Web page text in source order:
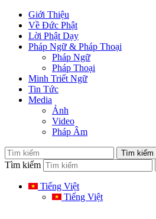
Giới Thiệu
Về Đức Phật
Lời Phật Dạy
Pháp Ngữ & Pháp Thoại
Pháp Ngữ
Pháp Thoại
Minh Triết Ngữ
Tin Tức
Media
Ảnh
Video
Pháp Âm
Tìm kiếm
Tiếng Việt
Tiếng Việt